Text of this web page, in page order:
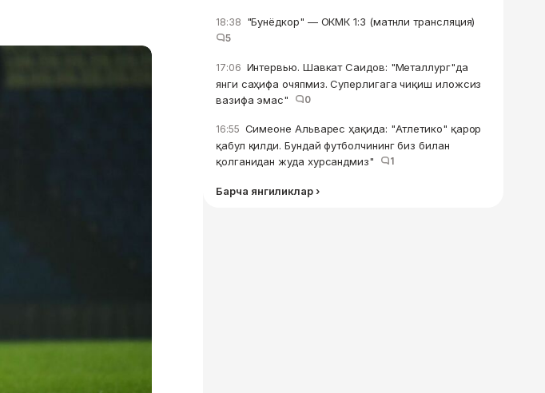
18:38 "Бунёдкор" — ОКМК 1:3 (матнли трансляция)
5
17:06 Интервью. Шавкат Саидов: "Металлург"да
янги саҳифа очяпмиз. Суперлигага чиқиш иложсиз
вазифа эмас"
0
16:55 Симеоне Альварес ҳақида: "Атлетико" қарор
қабул қилди. Бундай футболчининг биз билан
қолганидан жуда хурсандмиз"
1
Барча янгиликлар ›